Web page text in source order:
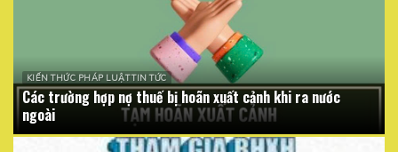
KIẾN THỨC PHÁP LUẬT TIN TỨC
Các trường hợp nợ thuế bị hoãn xuất cảnh khi ra nước
ngoài